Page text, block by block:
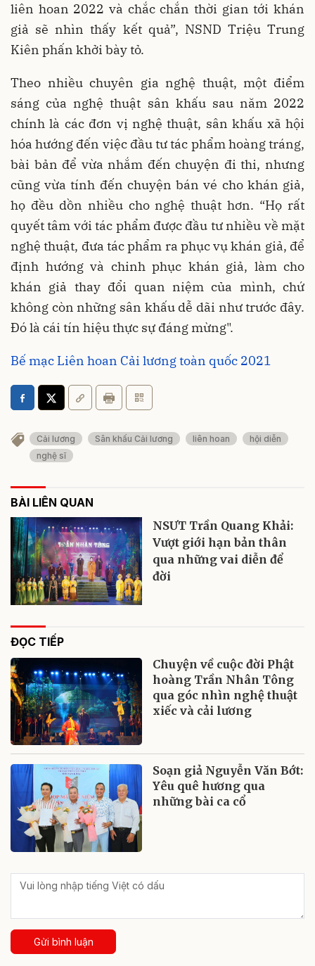
liên hoan 2022 và chắc chắn thời gian tới khán
giả sẽ nhìn thấy kết quả”, NSND Triệu Trung
Kiên phấn khởi bày tỏ.
Theo nhiều chuyên gia nghệ thuật, một điểm
sáng của nghệ thuật sân khấu sau năm 2022
chính là các đơn vị nghệ thuật, sân khấu xã hội
hóa hướng đến việc đầu tư tác phẩm hoàng tráng,
bài bản để vừa nhắm đến chuyện đi thi, nhưng
cũng vừa tính đến chuyện bán vé cho khán giả,
họ đều dồn nhiều cho nghệ thuật hơn. “Họ rất
quyết tâm với tác phẩm được đầu tư nhiều về mặt
nghệ thuật, đưa tác phẩm ra phục vụ khán giả, để
định hướng và chinh phục khán giả, làm cho
khán giả thay đổi quan niệm của mình, chứ
không còn những sân khấu dễ dãi như trước đây.
Đó là cái tín hiệu thực sự đáng mừng".
Bế mạc Liên hoan Cải lương toàn quốc 2021
Cải lương Sân khấu Cải lương liên hoan
hội diễn
nghệ sĩ
BÀI LIÊN QUAN
NSƯT Trần Quang Khải:
Vượt giới hạn bản thân
qua những vai diễn để
đời
ĐỌC TIẾP
Chuyện về cuộc đời Phật
hoàng Trần Nhân Tông
qua góc nhìn nghệ thuật
xiếc và cải lương
Soạn giả Nguyễn Văn Bớt:
Yêu quê hương qua
những bài ca cổ
Gửi bình luận